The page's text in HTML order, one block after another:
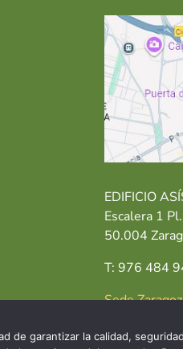
EDIFICIO
Escalera 1
50.004
T: 976 484
Sede
de garantizar la calidad,